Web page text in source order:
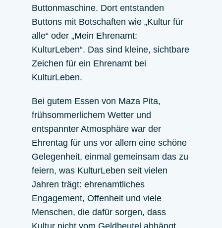
Buttonmaschine. Dort entstanden
Buttons mit Botschaften wie „Kultur für
alle“ oder „Mein Ehrenamt:
KulturLeben“. Das sind kleine, sichtbare
Zeichen für ein Ehrenamt bei
KulturLeben.
Bei gutem Essen von Maza Pita,
frühsommerlichem Wetter und
entspannter Atmosphäre war der
Ehrentag für uns vor allem eine schöne
Gelegenheit, einmal gemeinsam das zu
feiern, was KulturLeben seit vielen
Jahren trägt: ehrenamtliches
Engagement, Offenheit und viele
Menschen, die dafür sorgen, dass